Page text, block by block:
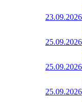
23.09.2026
25.09.2026
25.09.2026
25.09.2026